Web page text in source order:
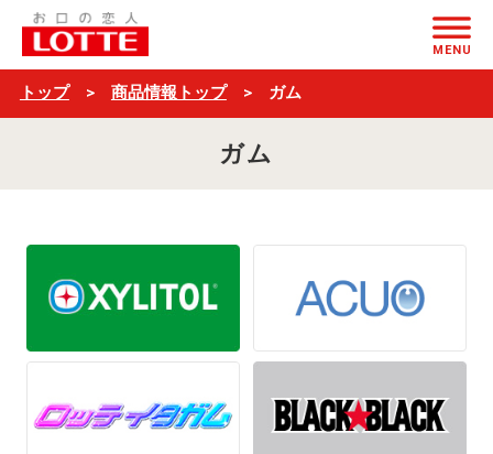
ガ
ム
商
品
覧
MENU
トップ 商品情報トップ ガム
ガム